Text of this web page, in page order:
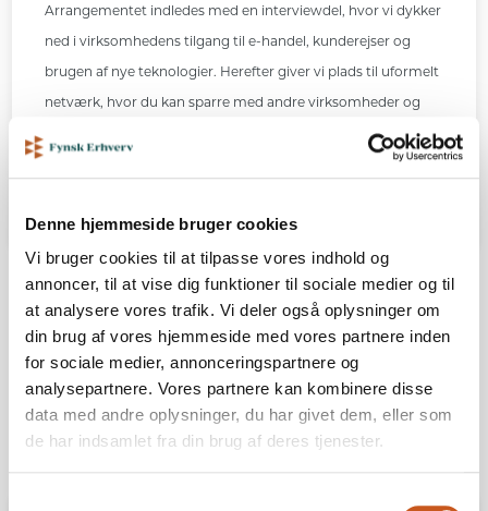
Denne hjemmeside bruger cookies
Vi bruger cookies til at tilpasse vores indhold og
annoncer, til at vise dig funktioner til sociale medier og til
at analysere vores trafik. Vi deler også oplysninger om
din brug af vores hjemmeside med vores partnere inden
for sociale medier, annonceringspartnere og
analysepartnere. Vores partnere kan kombinere disse
data med andre oplysninger, du har givet dem, eller som
de har indsamlet fra din brug af deres tjenester.
Arrangementet indledes med en interviewdel, hvor vi dykker
ned i virksomhedens tilgang til e-handel, kunderejser og
brugen af nye teknologier. Herefter giver vi plads til uformelt
netværk, hvor du kan sparre med andre virksomheder og
Del Print